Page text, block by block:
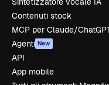
Contenuti stock
MCP per Claude/
Agenti New
API
App mobile